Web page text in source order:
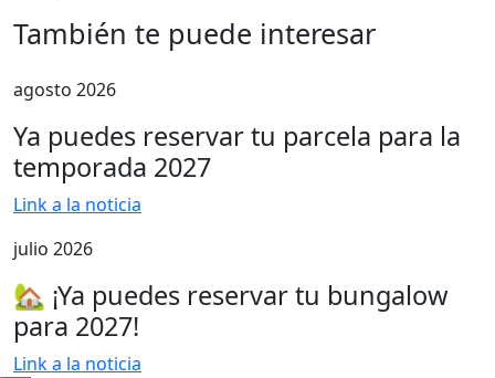
También te puede interesar
agosto 2026
Ya puedes reservar tu parcela para la
temporada 2027
Link a la noticia
julio 2026
🏡 ¡Ya puedes reservar tu bungalow
para 2027!
Link a la noticia